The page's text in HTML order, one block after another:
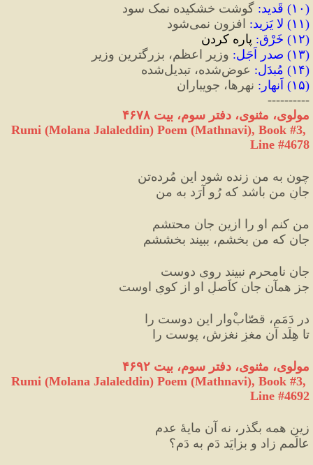
( ۱۰) قَدید: گوشت خشکیده نمک سود
(۱۱) لا یَزید: افزون نمی‌شود
(۱۲) خَرْق: پاره کردن
(۱۳) صدر اَجَل: وزیر اعظم، بزرگترین وزیر
(۱۴) مُبدَل: عوض‌شده، تبدیل‌شده
(۱۵) اَنهار : نهرها، جویباران
----------
مولوی، مثنوی، دفتر سوم، بیت ۴۶۷۸
Rumi (Molana Jalaleddin) Poem (Mathnavi), Book #3,
Line #4678
چون به من زنده شود این مُرده‌تن
جانِ من باشد که رُو آرَد به من
من کنم او را ازین جان محتشم
جان که من بخشم، ببیند بخششم
جانِ نامحرم نبیند رویِ دوست
جز همآن جان کاَصلِ او از کویِ اوست
در دَمَم، قصّاب‌ْوار این دوست را
تا هِلَد آن مغزِ نغزش، پوست را
مولوی، مثنوی، دفتر سوم، بیت ۴۶۹۲
Rumi (Molana Jalaleddin) Poem (Mathnavi), Book #3,
Line #4692
زین همه بگذر، نه آن مایهٔ عدم
عالَمم زاد و بزایَد دَم به دَم؟